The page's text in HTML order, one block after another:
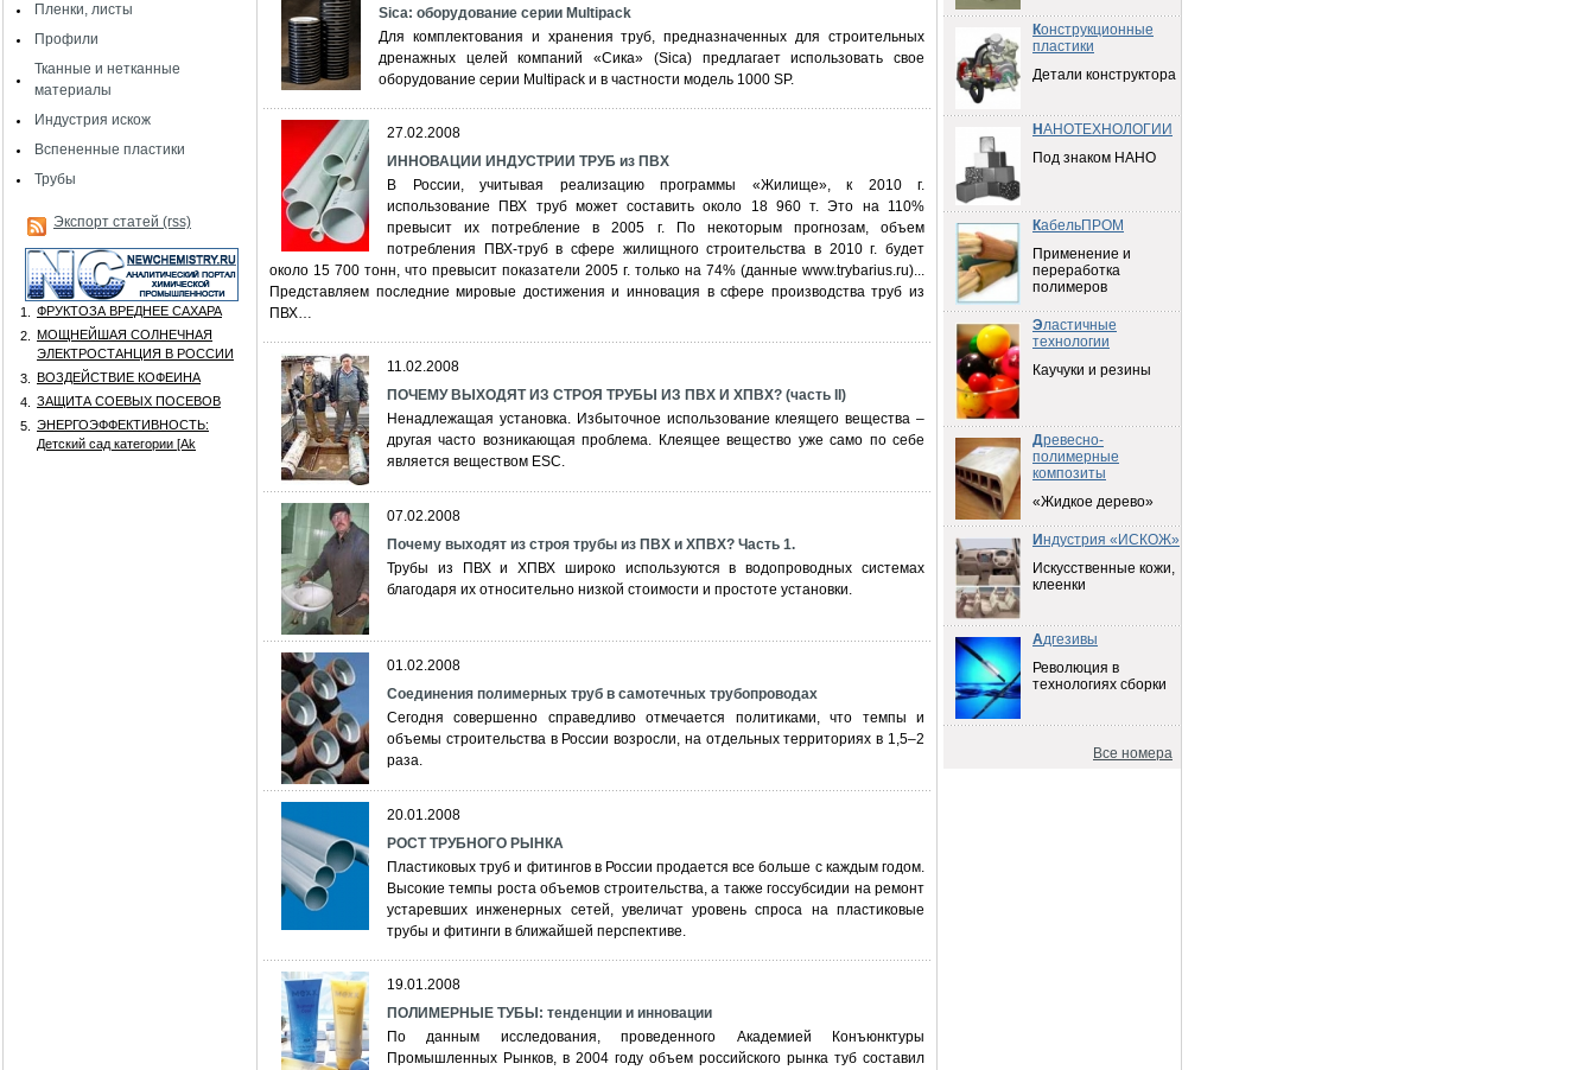
Пленки, листы
Профили
Тканные и нетканные
материалы
Индустрия искож
Вспененные пластики
Трубы
Экспорт статей (rss)
1.
ФРУКТОЗА ВРЕДНЕЕ САХАРА
2.
МОЩНЕЙШАЯ СОЛНЕЧНАЯ
ЭЛЕКТРОСТАНЦИЯ В РОССИИ
3.
ВОЗДЕЙСТВИЕ КОФЕИНА
4.
ЗАЩИТА СОЕВЫХ ПОСЕВОВ
5.
ЭНЕРГОЭФФЕКТИВНОСТЬ:
Детский сад категории [Аk
Sica: оборудование серии Multipack
Для комплектования и хранения труб, предназначенных для строительных
дренажных целей компаний «Сика» (Sica) предлагает использовать свое
оборудование серии Multipack и в частности модель 1000 SP.
27.02.2008
ИННОВАЦИИ ИНДУСТРИИ ТРУБ из ПВХ
В России, учитывая реализацию программы «Жилище», к 2010 г.
использование ПВХ труб может составить около 18 960 т. Это на 110%
превысит их потребление в 2005 г. По некоторым прогнозам, объем
потребления ПВХ-труб в сфере жилищного строительства в 2010 г. будет
около 15 700 тонн, что превысит показатели 2005 г. только на 74% (данные www.trybarius.ru)...
Представляем последние мировые достижения и инновация в сфере производства труб из
ПВХ…
11.02.2008
ПОЧЕМУ ВЫХОДЯТ ИЗ СТРОЯ ТРУБЫ ИЗ ПВХ И ХПВХ? (часть II)
Ненадлежащая установка. Избыточное использование клеящего вещества –
другая часто возникающая проблема. Клеящее вещество уже само по себе
является веществом ESC.
07.02.2008
Почему выходят из строя трубы из ПВХ и ХПВХ? Часть 1.
Трубы из ПВХ и ХПВХ широко используются в водопроводных системах
благодаря их относительно низкой стоимости и простоте установки.
01.02.2008
Соединения полимерных труб в самотечных трубопроводах
Сегодня совершенно справедливо отмечается политиками, что темпы и
объемы строительства в России возросли, на отдельных территориях в 1,5–2
раза.
20.01.2008
РОСТ ТРУБНОГО РЫНКА
Пластиковых труб и фитингов в России продается все больше с каждым годом.
Высокие темпы роста объемов строительства, а также госсубсидии на ремонт
устаревших инженерных сетей, увеличат уровень спроса на пластиковые
трубы и фитинги в ближайшей перспективе.
19.01.2008
ПОЛИМЕРНЫЕ ТУБЫ: тенденции и инновации
По данным исследования, проведенного Академией Конъюнктуры
Промышленных Рынков, в 2004 году объем российского рынка туб составил
Конструкционные
пластики
Детали конструктора
Н АНОТЕХНОЛОГИИ
Под знаком НАНО
КабельПРОМ
Применение и
переработка
полимеров
Эластичные
технологии
Каучуки и резины
Древесно-
полимерные
композиты
«Жидкое дерево»
Индустрия «ИСКОЖ»
Искусственные кожи,
клеенки
Адгезивы
Революция в
технологиях сборки
Все номера